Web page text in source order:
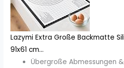
Lazymi Extra Große Backmatte
91x61 cm...
Übergroße Abmessungen